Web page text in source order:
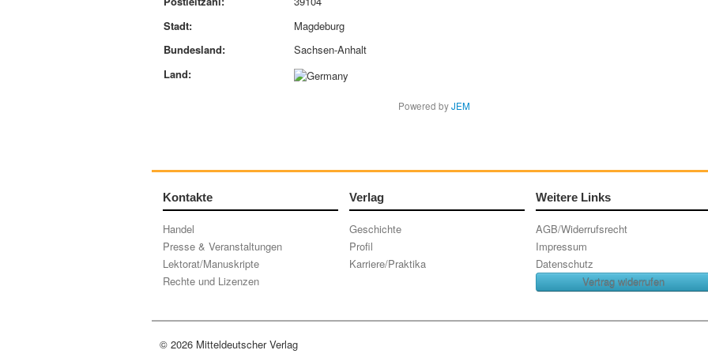
Stadt:
Magdeburg
Bundesland:
Sachsen-Anhalt
Land:
Powered byJEM
Kontakte
Handel
Presse & Veranstaltungen
Lektorat/Manuskripte
Rechte und Lizenzen
Verlag
Geschichte
Profil
Karriere/Praktika
Weitere Links
AGB/Widerrufsrecht
Impressum
Datenschutz
Vertrag widerrufen
© 2026 Mitteldeutscher Verlag